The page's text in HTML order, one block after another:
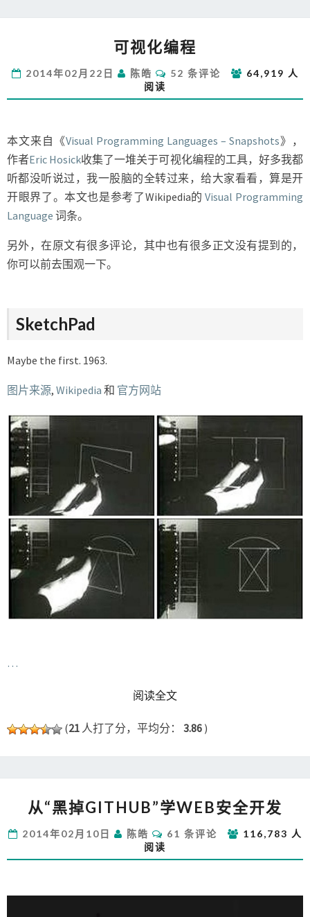
视
编
程
可视化编程
2014年02月22日 陈皓
评
论
52 条评论
64,919 人
阅读
本文来自《Visual Programming Languages – Snapshots》，
作者Eric Hosick收集了一堆关于可视化编程的工具，好多我都
听都没听说过，我一股脑的全转过来，给大家看看，算是开
开眼界了。本文也是参考了Wikipedia的Visual Programming
Language 词条。
另外，在原文有很多评论，其中也有很多正文没有提到的，
你可以前去围观一下。
SketchPad
Maybe the first. 1963.
图片来源, Wikipedia 和 官方网站
…
阅读全文READ MORE
(21 人打了分，平均分： 3.86 )
“黑
GITHUB”
学
全
从“黑掉GITHUB”学WEB安全开发
2014年02月10日 陈皓
评
论
61 条评论
116,783 人
阅读